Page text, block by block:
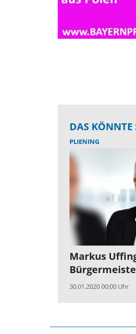
DAS KÖNNTE
PLIENING
Markus
30.01.2020 00:00 Uhr